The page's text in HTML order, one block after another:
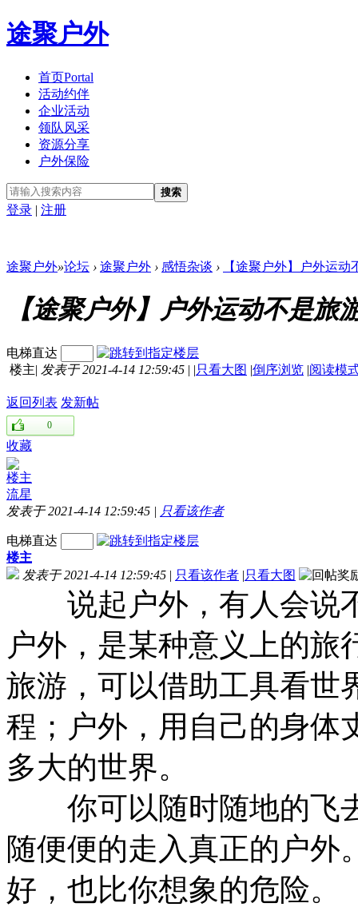
途聚户外
首页Portal
活动约伴
企业活动
领队风采
资源分享
户外保险
搜索
登录 | 注册
途聚户外»论坛 › 途聚户外 › 感悟杂谈 › 【途聚户外】户外运
【途聚户外】户外运动不是旅
电梯直达
楼主| 发表于 2021-4-14 12:59:45 | |只看大图 |倒序浏览 |阅读模
返回列表 发新帖
0
收藏
楼主
流星
发表于 2021-4-14 12:59:45 | 只看该作者
电梯直达
楼主
发表于 2021-4-14 12:59:45 | 只看该作者 |只看大图
说起户外，有人会说
户外，是某种意义上的旅
旅游，可以借助工具看世
程；户外，用自己的身体
多大的世界。
你可以随时随地的飞
随便便的走入真正的户外
好，也比你想象的危险。